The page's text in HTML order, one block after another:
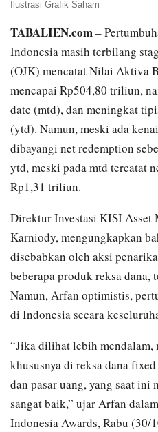
Ilustrasi Grafik Saham
TABALIEN.com–
Indonesia masih terbilang
(OJK) mencatat Nilai Aktiva
mencapai Rp504,80 triliun,
date (mtd), dan meningkat
(ytd). Namun, meski ada
dibayangi net redemption
ytd, meski pada mtd tercatat
Rp1,31 triliun.
Direktur Investasi KISI Asset
Karniody, mengungkapkan
disebabkan oleh aksi
beberapa produk reksa dana,
Namun, Arfan optimistis,
di Indonesia secara
“Jika dilihat lebih mendalam,
khususnya di reksa dana
dan pasar uang, yang saat ini
sangat baik,” ujar Arfan
Indonesia Awards, Rabu (30/